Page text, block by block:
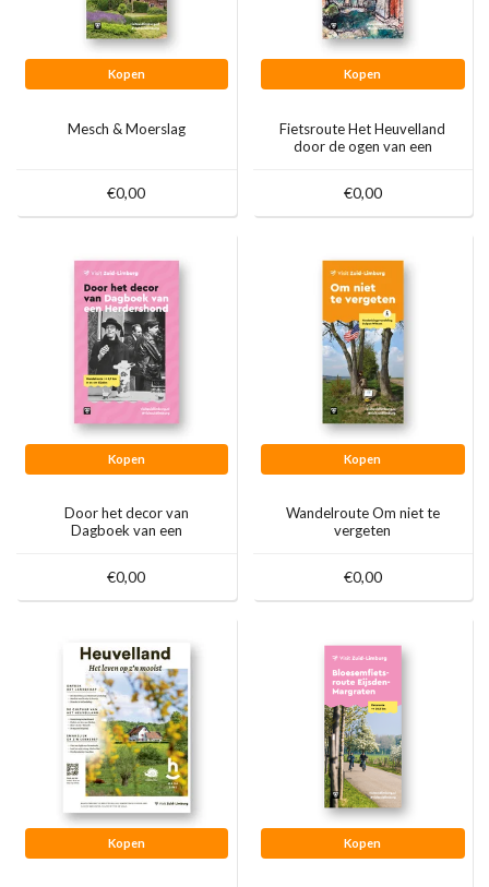
Kopen
Mesch & Moerslag
€0,00
Kopen
Fietsroute Het Heuvelland
door de ogen van een
€0,00
Kopen
Door het decor van
Dagboek van een
€0,00
Kopen
Wandelroute Om niet te
vergeten
€0,00
Kopen Kopen